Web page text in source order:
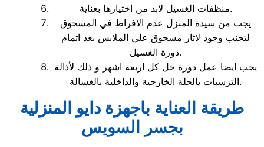
منظفات الغسيل لابد من اختيارها بعناية.
يجب من سيدة المنزل عدم الافراط في المسحوق
لتجنب وجود لاثار مسحوق علي الملابس بعد اتمام
دورة الغسيل.
يجب ايضا عمل دورة خل كل اربعة اشهر و ذلك لأذالة
الترسبات بالحلة الخارجية والداخلية بالغسالة.
طريقة العناية باجهزة دايو المنزلية
بجسر السويس